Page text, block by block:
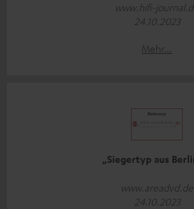
www.hifi-
24.10.2023
Mehr...
„Siegertyp aus
www.areadvd.de
24.10.2023